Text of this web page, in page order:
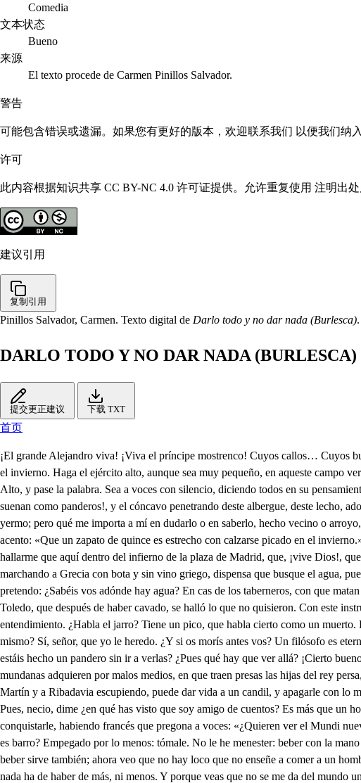
Comedia
文本状态
Bueno
来源
El texto procede de Carmen Pinillos Salvador.
警告
可能包含错误或遗漏。如果您有更好的版本，欢迎联系我们 以便我们纳入
许可
此内容根据知识共享 CC BY-NC 4.0 许可证提供。允许重复使用 注明出
建议引用
复制引用
Pinillos Salvador, Carmen. Texto digital de Darlo todo y no dar nada (Burlesca)
DARLO TODO Y NO DAR NADA (BURLESCA)
提交更正建议 下载 TXT
首页
¡El grande Alejandro viva! ¡Viva el príncipe mostrenco! Cuyos callos… Cuyos bultos siempre grandes… …siempre puercos… A voces van diciendo: que un zapato de quince le es estrecho con calzarse picado en el invierno. Haga el ejército alto, aunque sea muy pequeño, en aqueste campo verde, porque se le den los nuestros. Hagan repetida salva los músicos, confundiendo aquí los capones vanos y allí los pífanos huecos. Alto, y pase la palabra. Sea a voces con silencio, diciendo todos en su pensamiento: si Alejandro regüelda, Dominus tecum. ¡Qué diversa variedad de músicos, o cencerros, se escuchan tan bien templados que suenan como panderos!, y el cóncavo penetrando deste albergue, deste lecho, adonde de San Antón podía habitar el puerco, y adonde, rey de mí mismo, por una porfía reino, espárrago del Retiro o anacoreta del yermo; pero qué me importa a mí en dudarlo o en saberlo, hecho vecino o arroyo, ya murmurando, o royendo los huesos de aquestas voces, si las voces tienen huesos. Pues todo una patochada era, pues dijo el acento: «Que un zapato de quince es estrecho con calzarse picado en el invierno.» Aquí la Fuente del Cura me dijo que era un barbero, que entiende muy bien de fuentes harto mejor que Galeno; pues antes quisiera hallarme que aquí dentro del infierno de la plaza de Madrid, que, ¡vive Dios!, que es un cielo, pues está allí San Martín, la Membrilla y Alaejos; pero aquesta sed, ¿qué dudo, aunque en la lengua la tengo, de venir marchando a Grecia con bota y sin vino griego, dispensa que busque el agua, pues desbautizado vengo, que me dicen que es tan clara que puede beberla un muerto? Pero hacia allí a un viejo miro; preguntárselo pretendo: ¿Sabéis vos adónde hay agua? En cas de los taberneros, con que matan a traición la sed por nuestro dinero. Pero yo os llevaré donde halléis el agua. Lo mesmo sucedió a los del tesoro del correo de Toledo, que después de haber cavado, se halló lo que no quisieron. Con este instrumento voy yo por ella. Pues con eso bailará el agua adelante, si es que van con instrumento. ¿Pues no ven? Aqueste jarro habla con entendimiento. ¿Habla el jarro? Tiene un pico, que habla cierto como un muerto. En esas razones hallo, como en lo sucio y lo puerco, que sois filósofo vos. No lo soy, mas lo es mi nieto. ¿Y eso viene a ser lo mismo? Sí, señor, que yo le heredo. ¿Y si os morís antes vos? Un filósofo es eterno. Sí, que los locos no tienen día de juicio, mas quiero preguntaros ¿cómo vos, cuando este valle está lleno de regocijos y fiestas, os estáis hecho un pandero sin ir a verlas? ¿Pues qué hay que ver allá? ¡Cierto bueno! Pues cuando no fuera más que ver volver un ejército más triunfante que no un carro del Corpus, con más trofeos que las mujeres mundanas adquieren por malos medios, en que traen presas las hijas del rey persa, cuyos negros ojos traen luto por la muerte del basurero, ¿el ver a Alejandro solo no bastaba?, cuyo aliento, bostezando a San Martín y a Ribadavia escupiendo, puede dar vida a un candil, y apagarle con lo mesmo, cuando viene vencedor, según dicen esos ecos. «Que un zapato de quince le es estrecho, con calzarle picado en el invierno.» Pues, necio, dime ¿en qué has visto que soy amigo de cuentos? Es más que un hombre Alejandro por no ser dos, tan soberbio, que llora arrope de moras hilo a hilo de contento, porque tan solo hay un mundo, para conquistarle, habiendo francés que pregona a voces: «¿Quieren ver el Mundi nuevo?»… Pero esto no es para ti. ¿Por qué? Porque eres bermejo; mas ya a la fuente llegamos y solo ofrecerte puedo este jarro. ¿Y eso es barro? Empegado por lo menos: tómale. No le he menester: